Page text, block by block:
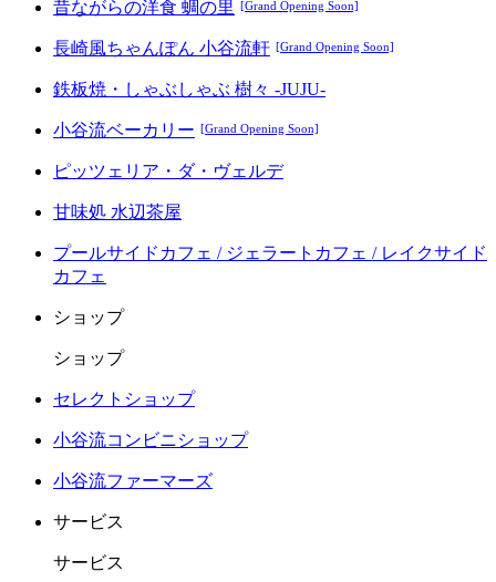
昔ながらの洋食 蜩の里 [Grand Opening Soon]
長崎風ちゃんぽん 小谷流軒 [Grand Opening Soon]
鉄板焼・しゃぶしゃぶ 樹々 -JUJU-
小谷流ベーカリー [Grand Opening Soon]
ピッツェリア・ダ・ヴェルデ
甘味処 水辺茶屋
プールサイドカフェ / ジェラートカフェ / レイクサイド
カフェ
ショップ
ショップ
セレクトショップ
小谷流コンビニショップ
小谷流ファーマーズ
サービス
サービス